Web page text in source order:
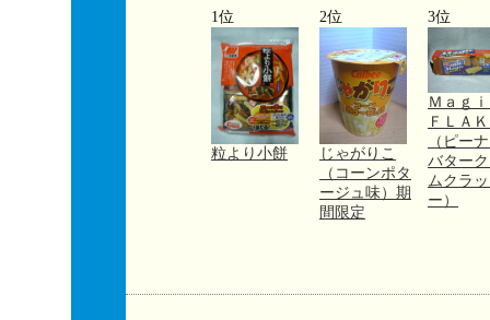
1位
粒より小餅
2位
じゃがりこ
（コーンポタ
ージュ味）期
間限定
3位
Ｍａｇ
ＦＬＡ
（ピー
バター
ムクラ
ー）